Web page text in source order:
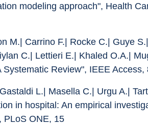
modeling approach", Health
M.| Carrino F.| Rocke C.| Guye
C.| Lettieri E.| Khaled O.A.|
Review", IEEE
L.| Masella C.| Urgu A.|
in hospital: An empirical
PLoS ONE, 15